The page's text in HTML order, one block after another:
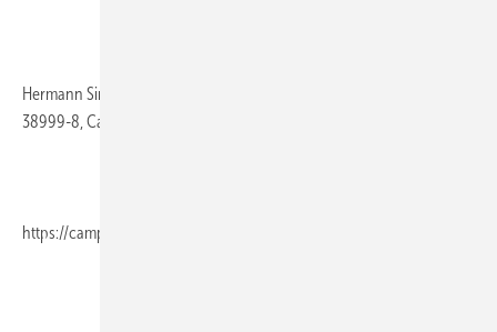
Hermann Simon, 203 Seiten, 2009, gebunden, ISBN 978-3-593-
38999-8, Campus (
https://campus.de/